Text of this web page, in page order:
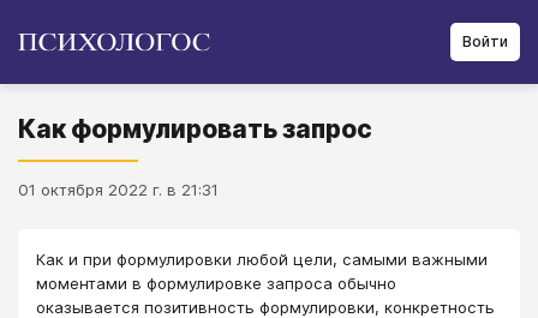
Войти
Как формулировать запрос
01 октября 2022 г. в 21:31
Как и при формулировки любой цели, самыми важными
моментами в формулировке запроса обычно
оказывается позитивность формулировки, конкретность